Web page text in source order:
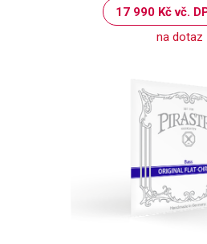
17 990 Kč
na dotaz